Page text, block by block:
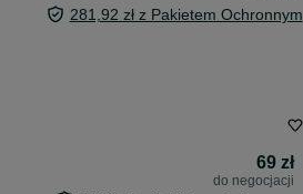
281,92 zł z Pakietem Ochronnym
69 zł
do negocjacji